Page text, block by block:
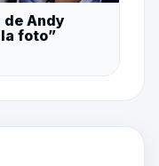
Andy
foto”